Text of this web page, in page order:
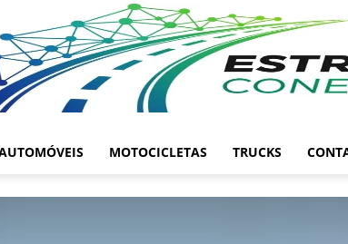
MOTOCICLETAS TRUCKS